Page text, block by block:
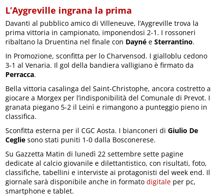
L’Aygreville ingrana la prima
Davanti al pubblico amico di Villeneuve, l’Aygreville trova la
prima vittoria in campionato, imponendosi 2-1. I rossoneri
ribaltano la Druentina nel finale con Dayné eSterrantino.
In Promozione, sconfitta per lo Charvensod. I gialloblu cedono
3-1 al Venaria. Il gol della bandiera valligiano è firmato da
Perracca.
Bella vittoria casalinga del Saint-Christophe, ancora costretto a
giocare a Morgex per l’indisponibilità del Comunale di Prevot. I
granata piegano 5-2 il Leinì e rimangono a punteggio pieno in
classifica.
Sconfitta esterna per il CGC Aosta. I bianconeri diGiulio De
Ceglie sono stati puniti 1-0 dalla Bosconerese.
Su Gazzetta Matin di lunedì 22 settembre sette pagine
dedicate al calcio giovanile e dilettantistico, con risultati, foto,
classifiche, tabellini e interviste ai protagonisti del week end. Il
giornale sarà disponibile anche in formatodigitale per pc,
smartphone e tablet.